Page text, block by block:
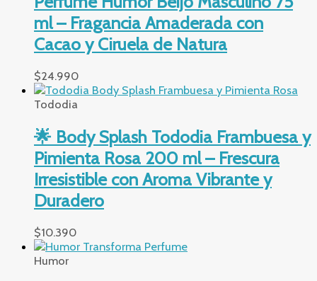
ml – Fragancia Amaderada con
Cacao y Ciruela de Natura
$24.990
Tododia
🌟 Body Splash Tododia Frambuesa y
Pimienta Rosa 200 ml – Frescura
Irresistible con Aroma Vibrante y
Duradero
$10.390
Humor